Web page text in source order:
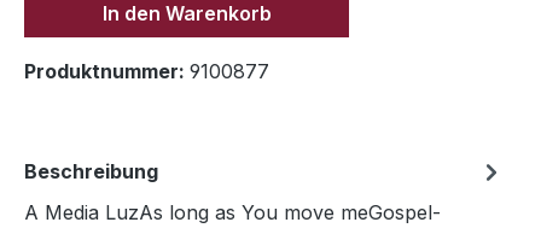
In den Warenkorb
Produktnummer: 9100877
Beschreibung
A Media LuzAs long as You move meGospel-